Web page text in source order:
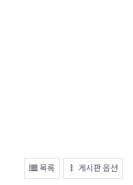
목록 게시판 옵션